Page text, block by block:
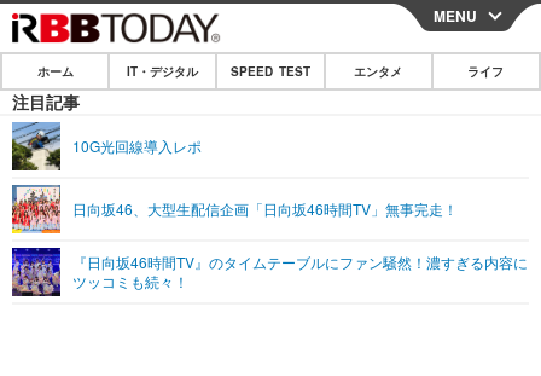
CLOSE
ホーム
IT・デジタル
ショッピング その他
SPEED TEST
エンタメ
エンタメTOP
ライフ
MENU
ホーム IT・デジタル SPEED TEST エンタメ ライフ
注目記事
10G光回線導入レポ
日向坂46、大型生配信企画「日向坂46時間TV」無事完走！
『日向坂46時間TV』のタイムテーブルにファン騒然！濃すぎる内容に
ツッコミも続々！